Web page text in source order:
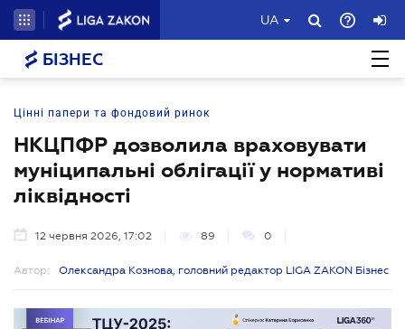
UA
БІЗНЕС
Цінні папери та фондовий ринок
НКЦПФР дозволила враховувати
муніципальні облігації у нормативі
ліквідності
12 червня 2026, 17:02 89 0
Автор: Олександра Кознова, головний редактор LIGA ZAKON Бізнес